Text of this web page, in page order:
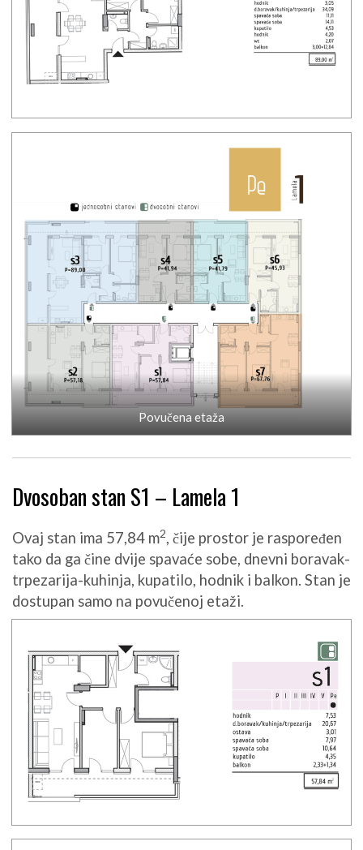
Povučena etaža
Dvosoban stan S1 – Lamela 1
Ovaj stan ima 57,84 m2, čije prostor je raspoređen
tako da ga čine dvije spavaće sobe, dnevni boravak-
trpezarija-kuhinja, kupatilo, hodnik i balkon. Stan je
dostupan samo na povučenoj etaži.